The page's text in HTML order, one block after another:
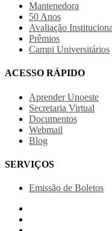
Mantenedora
50 Anos
Avaliação
Prêmios
Campi Universitários
ACESSO RÁPIDO
Aprender Unoeste
Secretaria Virtual
Documentos
Webmail
Blog
SERVIÇOS
Emissão de Boletos